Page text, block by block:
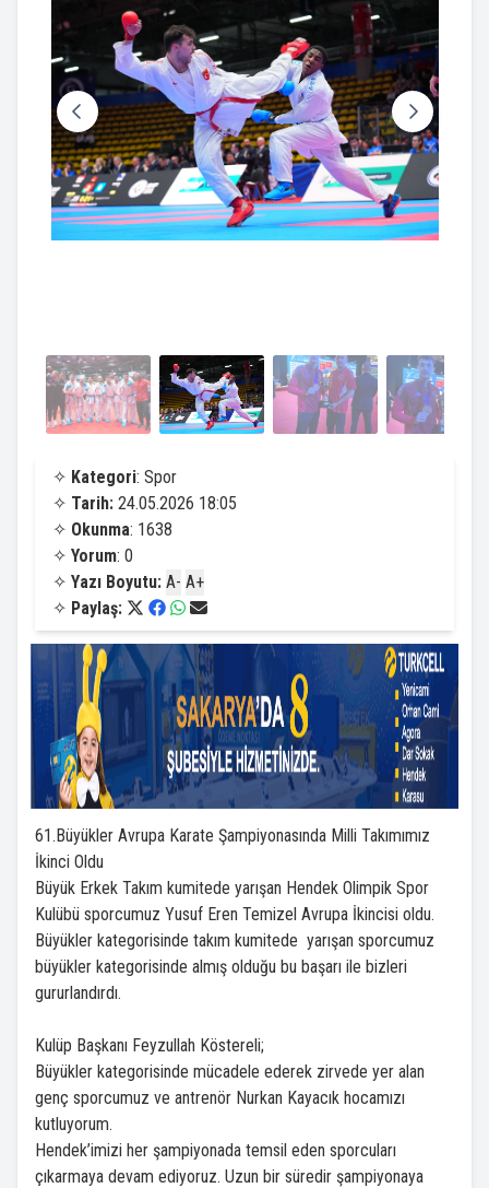
✧ Kategori: Spor
✧ Tarih: 24.05.2026 18:05
✧ Okunma: 1638
✧ Yorum: 0
✧ Yazı Boyutu: A- A+
✧ Paylaş:
61.Büyükler Avrupa Karate Şampiyonasında Milli Takımımız
İkinci Oldu
Büyük Erkek Takım kumitede yarışan Hendek Olimpik Spor
Kulübü sporcumuz Yusuf Eren Temizel Avrupa İkincisi oldu.
Büyükler kategorisinde takım kumitede yarışan sporcumuz
büyükler kategorisinde almış olduğu bu başarı ile bizleri
gururlandırdı.
Kulüp Başkanı Feyzullah Köstereli;
Büyükler kategorisinde mücadele ederek zirvede yer alan
genç sporcumuz ve antrenör Nurkan Kayacık hocamızı
kutluyorum.
Hendek’imizi her şampiyonada temsil eden sporcuları
çıkarmaya devam ediyoruz. Uzun bir süredir şampiyonaya